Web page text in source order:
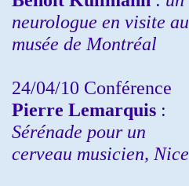
neurologue en visite au
musée de Montréal
24/04/10 Conférence
Pierre Lemarquis :
Sérénade pour un
cerveau musicien, Nice